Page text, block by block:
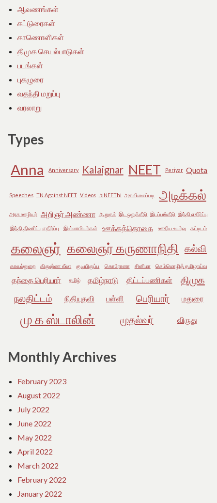
ஆவணங்கள்
கட்டுரைகள்
காணொளிகள்
திமுக செயல்பாடுகள்
படங்கள்
புகழுரை
வதந்தி மறுப்பு
வரலாறு
Types
Anna Anniversary Kalaignar NEET Periyar Quota
Speeches TN Against NEET Videos அNEEThi அகவிலைப்படி அடிக்கல்
அரசு ஊழியர் அறிஞர் அண்ணா ஆறுதல் இட ஒதுக்கீடு இடப்பங்கீடு இந்தி எதிர்ப்பு
இந்தி திணிப்பு எதிர்ப்பு இஸ்லாமியர்கள் ஊக்கத்தொகை ஊதிய உயர்வு கட்டிடம்
கலைஞர் கலைஞர் கருணாநிதி கல்வி
காவல்துறை கிருஷ்ண லீலா குடியிருப்பு கொரோனா சினிமா செம்மொழித் தமிழாய்வு
தந்தை பெரியார் தமிழ் தமிழ்நாடு திட்டப்பணிகள்
திமுக
நலதிட்டம்
நிதியுதவி பள்ளி பெரியார் மதுரை
மு க ஸ்டாலின் முதல்வர் விருது
Monthly Archives
February 2023
August 2022
July 2022
June 2022
May 2022
April 2022
March 2022
February 2022
January 2022